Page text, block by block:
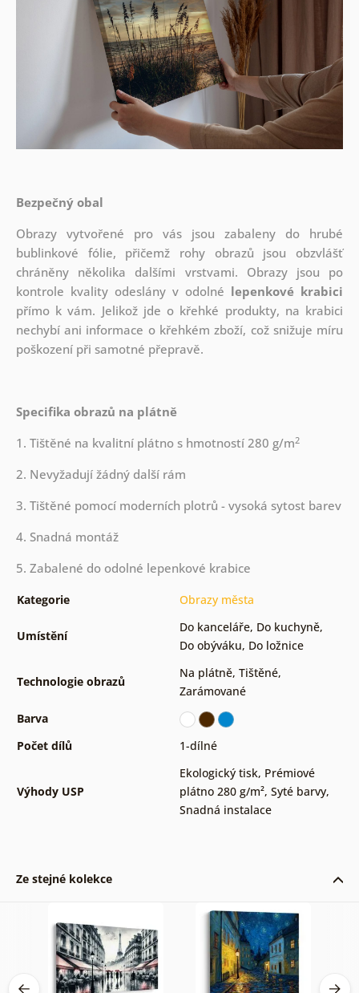
Bezpečný obal
Obrazy vytvořené pro vás jsou zabaleny do hrubé
bublinkové fólie, přičemž rohy obrazů jsou obzvlášť
chráněny několika dalšími vrstvami. Obrazy jsou po
kontrole kvality odeslány v odolné lepenkové krabici
přímo k vám. Jelikož jde o křehké produkty, na krabici
nechybí ani informace o křehkém zboží, což snižuje míru
poškození při samotné přepravě.
Specifika obrazů na plátně
1. Tištěné na kvalitní plátno s hmotností 280 g/m2
2. Nevyžadují žádný další rám
3. Tištěné pomocí moderních plotrů - vysoká sytost barev
4. Snadná montáž
5. Zabalené do odolné lepenkové krabice
Kategorie Obrazy města
Umístění
Do kanceláře, Do kuchyně,
Do obýváku, Do ložnice
Technologie obrazů
Na plátně, Tištěné,
Zarámované
Barva
Počet dílů
1-dílné
Výhody USP
Ekologický tisk, Prémiové
plátno 280 g/m², Syté barvy,
Snadná instalace
Ze stejné kolekce